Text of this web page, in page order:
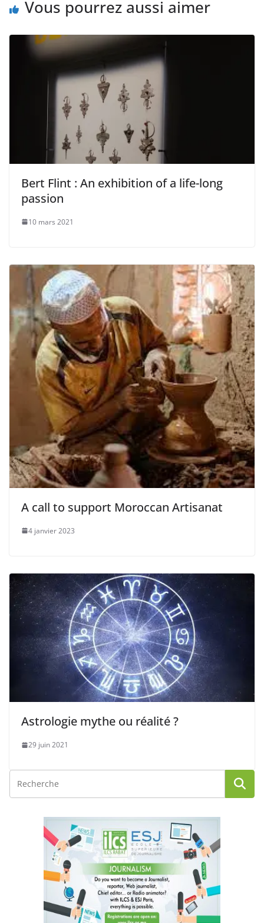
Vous pourrez aussi aimer
Bert Flint : An exhibition of a life-long
passion
10 mars 2021
A call to support Moroccan Artisanat
4 janvier 2023
Astrologie mythe ou réalité ?
29 juin 2021